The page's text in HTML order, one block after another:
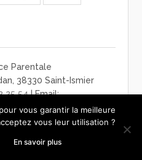
Parentale
38330 Saint-Ismier
25 54| Email:
de confidentialité-CGV
vous garantir la meilleure
vous leur utilisation ?
En savoir plus